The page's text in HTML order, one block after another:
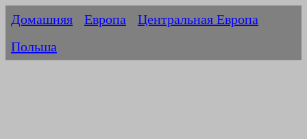
Домашняя Европа
Центральная Европа
Польша